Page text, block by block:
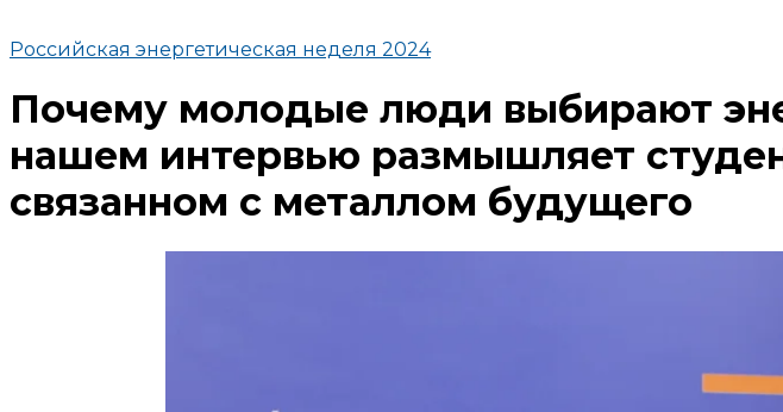
Российская энергетическая неделя 2024
Почему молодые люди выбирают
нашем интервью размышляет
связанном с металлом будущего